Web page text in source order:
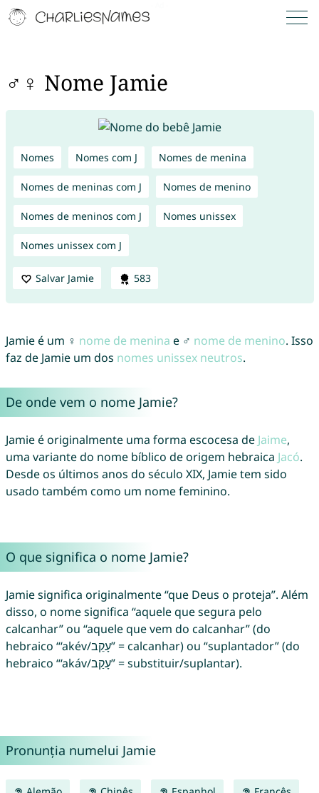
♂♀ Nome Jamie
Nomes Nomes com J Nomes de menina
Nomes de meninas com J Nomes de menino
Nomes de meninos com J Nomes unissex
Nomes unissex com J
Salvar Jamie 583
Jamie é um ♀ nome de menina e ♂ nome de menino. Isso
faz de Jamie um dos nomes unissex neutros.
De onde vem o nome Jamie?
Jamie é originalmente uma forma escocesa de Jaime,
uma variante do nome bíblico de origem hebraica Jacó.
Desde os últimos anos do século XIX, Jamie tem sido
usado também como um nome feminino.
O que significa o nome Jamie?
Jamie significa originalmente “que Deus o proteja”. Além
disso, o nome significa “aquele que segura pelo
calcanhar” ou “aquele que vem do calcanhar” (do
hebraico “‘akév/עָקֵב” = calcanhar) ou “suplantador” (do
hebraico “‘akáv/עָקַב” = substituir/suplantar).
Pronunția numelui Jamie